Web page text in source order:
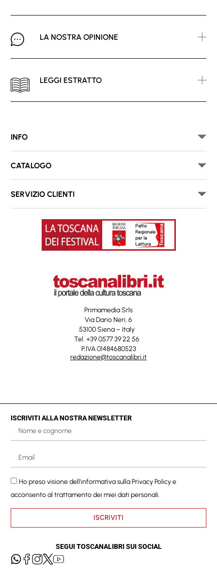
LA NOSTRA OPINIONE
LEGGI ESTRATTO
INFO
CATALOGO
SERVIZIO CLIENTI
Primamedia Srls
Via Dario Neri, 6
53100 Siena – Italy
Tel. +39 0577 39 22 56
P.IVA 01484680523
redazione@toscanalibri.it
ISCRIVITI ALLA NOSTRA NEWSLETTER
Ho preso visione dell'informativa sullaPrivacy Policye
acconsento al trattamento dei miei dati personali.
ISCRIVITI
SEGUI TOSCANALIBRI SUI SOCIAL